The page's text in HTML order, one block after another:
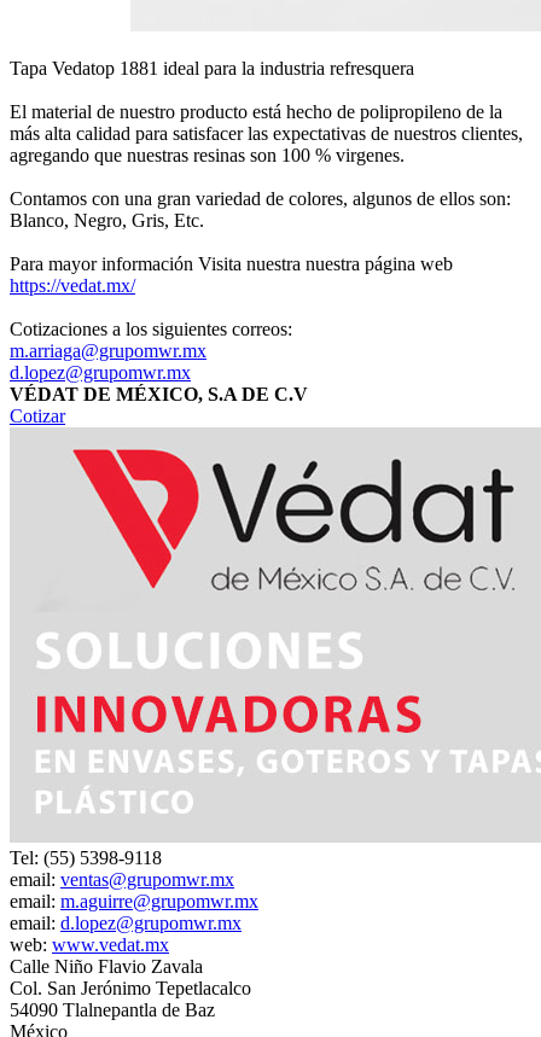
Tapa Vedatop 1881 ideal para la industria refresquera
El material de nuestro producto está hecho de polipropileno de la
más alta calidad para satisfacer las expectativas de nuestros clientes,
agregando que nuestras resinas son 100 % virgenes.
Contamos con una gran variedad de colores, algunos de ellos son:
Blanco, Negro, Gris, Etc.
Para mayor información Visita nuestra nuestra página web
https://vedat.mx/
Cotizaciones a los siguientes correos:
m.arriaga@grupomwr.mx
d.lopez@grupomwr.mx
VÉDAT DE MÉXICO, S.A DE C.V
Cotizar
Tel: (55) 5398-9118
email: ventas@grupomwr.mx
email: m.aguirre@grupomwr.mx
email: d.lopez@grupomwr.mx
web: www.vedat.mx
Calle Niño Flavio Zavala
Col. San Jerónimo Tepetlacalco
54090 Tlalnepantla de Baz
México